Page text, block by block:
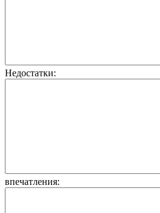
Недостатки:
впечатления: